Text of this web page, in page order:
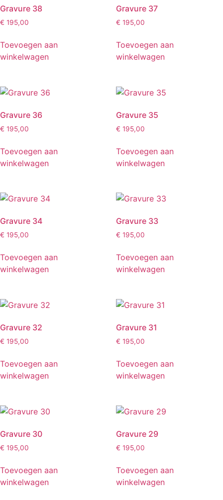
Gravure 38
€ 195,00
Toevoegen aan
winkelwagen
Gravure 37
€ 195,00
Toevoegen aan
winkelwagen
Gravure 36
€ 195,00
Toevoegen aan
winkelwagen
Gravure 35
€ 195,00
Toevoegen aan
winkelwagen
Gravure 34
€ 195,00
Toevoegen aan
winkelwagen
Gravure 33
€ 195,00
Toevoegen aan
winkelwagen
Gravure 32
€ 195,00
Toevoegen aan
winkelwagen
Gravure 31
€ 195,00
Toevoegen aan
winkelwagen
Gravure 30
€ 195,00
Toevoegen aan
winkelwagen
Gravure 29
€ 195,00
Toevoegen aan
winkelwagen